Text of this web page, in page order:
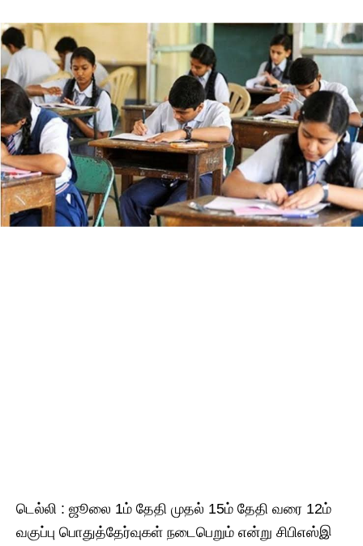
டெல்லி : ஜூலை 1ம் தேதி முதல் 15ம் தேதி வரை 12ம்
வகுப்பு பொதுத்தேர்வுகள் நடைபெறும் என்று சிபிஎஸ்இ